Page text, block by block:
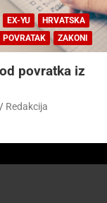
EX-YU
HRVATSKA
POVRATAK ZAKONI
povratka iz
Redakcija